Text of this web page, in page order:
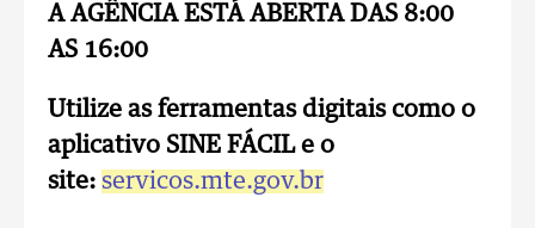
A AGÊNCIA ESTÁ ABERTA DAS 8:00
AS 16:00
Utilize as ferramentas digitais como o
aplicativo SINE FÁCIL e o
site: servicos.mte.gov.br